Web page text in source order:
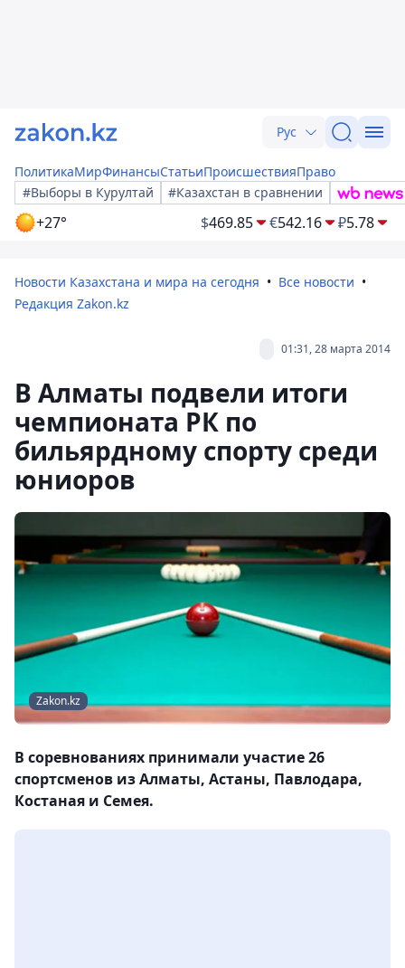
Рус
ПолитикаМирФинансыСтатьиПроисшествияПраво
#Выборы в Курултай
#Казахстан в сравнении
+27° $469.85 €542.16 ₽5.78
Новости Казахстана и мира на сегодня
Все новости
Редакция Zakon.kz
01:31, 28 марта 2014
В Алматы подвели итоги
чемпионата РК по
бильярдному спорту среди
юниоров
Zakon.kz
В соревнованиях принимали участие 26
спортсменов из Алматы, Астаны, Павлодара,
Костаная и Семея.